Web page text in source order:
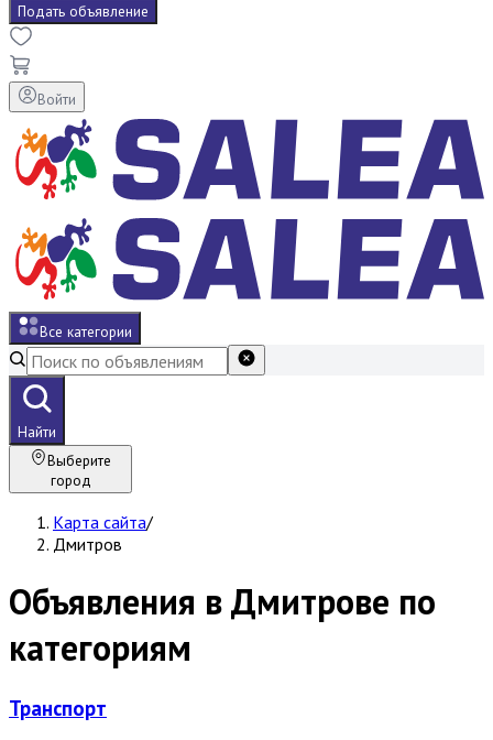
Подать объявление
Войти
Все категории
Найти
Выберите
город
Карта сайта/
Дмитров
Объявления в Дмитрове по
категориям
Транспорт